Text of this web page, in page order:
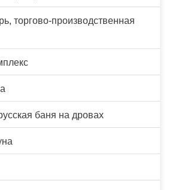
торгово-производственная
баня на дровах